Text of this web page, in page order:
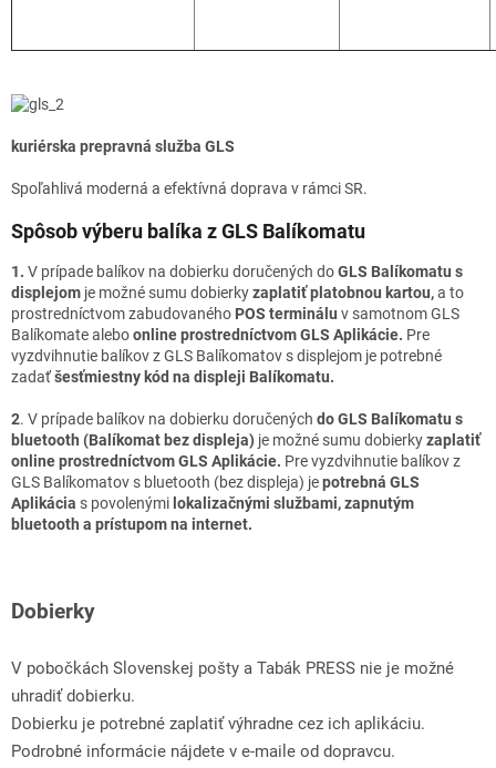
kuriérska prepravná služba GLS
Spoľahlivá moderná a efektívná doprava v rámci SR.
Spôsob výberu balíka z GLS Balíkomatu
1. V prípade balíkov na dobierku doručených doGLS Balíkomatu s
displejom je možné sumu dobierkyzaplatiť platobnou kartou,a to
prostredníctvom zabudovaného POS terminálu v samotnom GLS
Balíkomate aleboonline prostredníctvom GLS Aplikácie. Pre
vyzdvihnutie balíkov z GLS Balíkomatov s displejom je potrebné
zadaťšesťmiestny kód na displeji Balíkomatu.
2. V prípade balíkov na dobierku doručených do GLS Balíkomatu s
bluetooth (Balíkomat bez displeja) je možné sumu dobierkyzaplatiť
online prostredníctvom GLS Aplikácie. Pre vyzdvihnutie balíkov z
GLS Balíkomatov s bluetooth (bez displeja) jepotrebná GLS
Aplikácia s povolenýmilokalizačnými službami, zapnutým
bluetooth a prístupom na internet.
Dobierky
V pobočkách Slovenskej pošty a Tabák PRESS nie je možné
uhradiť dobierku.
Dobierku je potrebné zaplatiť výhradne cez ich aplikáciu.
Podrobné informácie nájdete v e-maile od dopravcu.